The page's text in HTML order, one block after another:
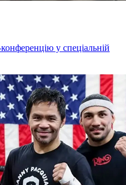
у спеціальній